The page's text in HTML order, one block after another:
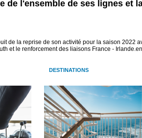
de l'ensemble de ses lignes et
de la reprise de son activité pour la saison 2022
et le renforcement des liaisons France -
DESTINATIONS